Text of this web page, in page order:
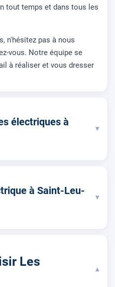
tout temps et dans tous les
n'hésitez pas à nous
vous. Notre équipe se
à réaliser et vous dresser
électriques à
▾
à Saint-Leu-
▾
Les
▾